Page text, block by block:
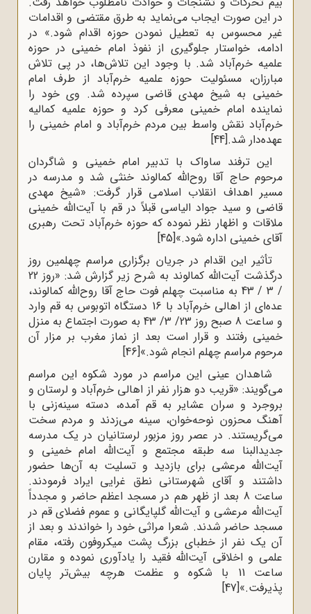
در این صورت ایجاب می‌نماید به طرق مقتضی و اقدامات
غیر محسوس به تعطیل نمودن حوزه اقدام شود.» در
ادامه، خواستار جلوگیری از نفوذ امام خمینی در حوزه
علمیه خرم‌آباد شد. با وجود این تلاش‌ها، در پی تلاش
مبارزان، مسئولیت حوزه علمیه خرم‌آباد از طرف امام
خمینی به شیخ مهدی قاضی سپرده شد. وی خود را
نماینده امام خمینی معرفی کرد و حوزه علمیه کمالیه
خرم‌آباد نقش واسط بین مردم خرم‌آباد و امام خمینی را
عهده‌دار شد.[44]
این ترفند ساواک با تدبیر امام خمینى و شاگردان
مرحوم حاج آقا روح‌الله کمالوند خنثی شد و مدرسه در
مسیر اهداف انقلاب اسلامی قرار گرفت: «شیخ مهدی
قاضی و سید جواد الیاسی قبلاً در قم با آیت‌الله خمینی
ملاقات و اظهار نظر نموده که حوزه خرم‌آباد تحت رهبری
آقای خمینی اداره شود.»[45]
تأثیر این اقدام در جریان برگزاری مراسم چهلمین روز
درگذشت آیت‌الله کمالوند به شرح زیر گزارش شد: «روز 22
/ 3 / 43 به مناسبت چهلم فوت حاج آقا روح‌الله کمالوند،
عده‌ای از اهالی خرم‌آباد با 16 دستگاه اتوبوس به قم وارد
و ساعت 8 صبح روز 23/ 3/ 43 به صورت اجتماع به منزل
خمینی رفتند و قرار است بعد از نماز مغرب بر مزار آن
مرحوم مراسم چهلم انجام شود.»[46]
شاهدان عینی این مراسم در مورد شکوه این مراسم
می‌گویند: «قریب دو هزار نفر از اهالی خرم‌آباد و لرستان و
بروجرد و سران عشایر به قم آمده، دسته سینه‌زنی با
آهنگ محزون نوحه‌خوان، سینه می‌زدند و مردم سخت
می‌گریستند. در عصر روز مزبور لرستانیان در یک مدرسه
جدیدالبنا سه طبقه مجتمع و آیت‌الله امام خمینی و
آیت‌الله مرعشی برای بازدید و تسلیت به آن‌ها حضور
داشتند و آقای شهرستانی نطق غرایی ایراد فرمودند.
ساعت 8 بعد از ظهر هم در مسجد اعظم حاضر و مجدداً
آیت‌الله مرعشی و آیت‌الله گلپایگانی و عموم فضلای قم در
مسجد حاضر شدند. شعرا مراثی خود را خواندند و بعد از
آن یک نفر از خطبای بزرگ پشت میکروفون رفته، مقام
علمی و اخلاقی آیت‌الله فقید را یادآوری نموده و مقارن
ساعت 11 با شکوه و عظمت هرچه بیش‌تر پایان
پذیرفت.»[47]